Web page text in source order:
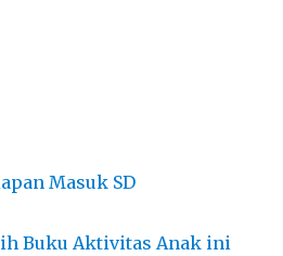
Masuk SD
Buku Aktivitas Anak ini